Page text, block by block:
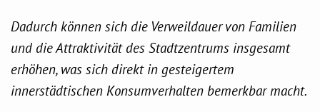
Dadurch können sich die Verweildauer von Familien
und die Attraktivität des Stadtzentrums insgesamt
erhöhen, was sich direkt in gesteigertem
innerstädtischen Konsumverhalten bemerkbar macht.